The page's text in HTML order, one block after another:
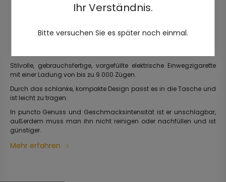
Ihr Verständnis.
Bitte versuchen Sie es später noch einmal.
Stilvolle, gebrauchsfertige, vorgefüllte elektrische Einwegzigarette
mit einer Ladung von bis zu 9.000 Zügen.
Durch das schlanke, kompakte Design passt es in die Tasche und
ist leicht zu tragen.
In puncto Genuss und Geschmacksintensität ist er unschlagbar,
außerdem muss man ihn nicht reinigen oder nachfüllen und ist
günstiger.
Mehr erfahren